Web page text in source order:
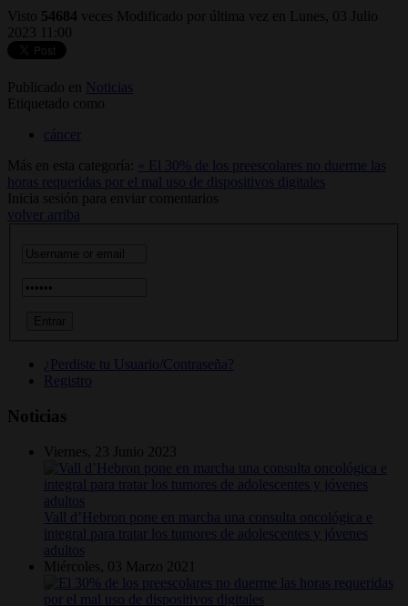
Visto 54684 veces Modificado por última vez en Lunes, 03 Julio
2023 11:00
Publicado en
Noticias
Etiquetado como
cáncer
Más en esta categoría: « El 30% de los preescolares no duerme las
horas requeridas por el mal uso de dispositivos digitales
Inicia sesión para enviar comentarios
volver arriba
¿Perdiste tu Usuario/Contraseña?
Registro
Noticias
Viernes, 23 Junio 2023
Vall d’Hebron pone en marcha una consulta oncológica e
integral para tratar los tumores de adolescentes y jóvenes
adultos
Miércoles, 03 Marzo 2021